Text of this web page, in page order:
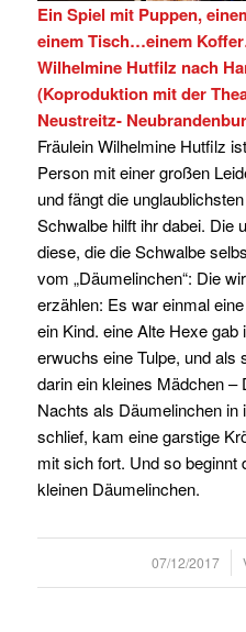
Ein Spiel mit Puppen,
einem Tisch…einem
Wilhelmine Hutfilz nach
(Koproduktion mit der
Neustreitz-
Fräulein Wilhelmine Hutfilz
Person mit einer großen
und fängt die
Schwalbe hilft ihr dabei. Die
diese, die die Schwalbe
vom „Däumelinchen“: Die
erzählen: Es war einmal
ein Kind. eine Alte Hexe
erwuchs eine Tulpe, und als
darin ein kleines Mädchen –
Nachts als Däumelinchen
schlief, kam eine garstige
mit sich fort. Und so beginnt
kleinen Däumelinchen.
07/12/2017
/